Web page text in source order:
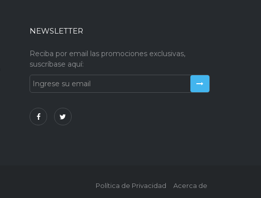
NEWSLETTER
Reciba por email las promociones exclusivas,
suscríbase aquí:
Política de Privacidad Acerca de